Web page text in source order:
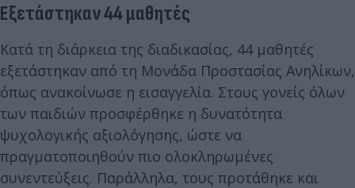
Εξετάστηκαν 44 μαθητές
Κατά τη διάρκεια της διαδικασίας, 44 μαθητές
εξετάστηκαν από τη Μονάδα Προστασίας Ανηλίκων,
όπως ανακοίνωσε η εισαγγελία. Στους γονείς όλων
των παιδιών προσφέρθηκε η δυνατότητα
ψυχολογικής αξιολόγησης, ώστε να
πραγματοποιηθούν πιο ολοκληρωμένες
συνεντεύξεις. Παράλληλα, τους προτάθηκε και